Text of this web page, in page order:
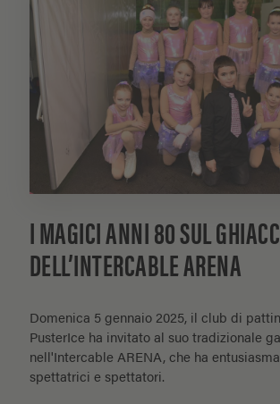
I MAGICI ANNI 80 SUL
DELL’INTERCABLE ARENA
Domenica 5 gennaio 2025, il club di
PusterIce ha invitato al suo tradizionale
nell'Intercable ARENA, che ha
spettatrici e spettatori.